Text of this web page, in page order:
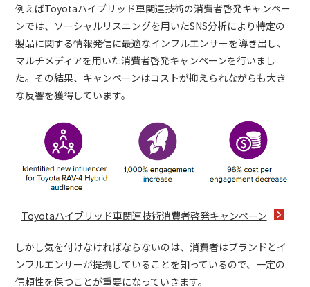
例えばToyotaハイブリッド車関連技術の消費者啓発キャンペー
ンでは、ソーシャルリスニングを用いたSNS分析により特定の
製品に関する情報発信に最適なインフルエンサーを導き出し、
マルチメディアを用いた消費者啓発キャンペーンを行いまし
た。その結果、キャンペーンはコストが抑えられながらも大き
な反響を獲得しています。
Toyotaハイブリッド車関連技術消費者啓発キャンペーン
しかし気を付けなければならないのは、消費者はブランドとイ
ンフルエンサーが提携していることを知っているので、一定の
信頼性を保つことが重要になっていきます。